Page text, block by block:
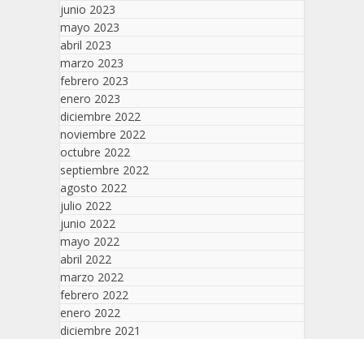
junio 2023
mayo 2023
abril 2023
marzo 2023
febrero 2023
enero 2023
diciembre 2022
noviembre 2022
octubre 2022
septiembre 2022
agosto 2022
julio 2022
junio 2022
mayo 2022
abril 2022
marzo 2022
febrero 2022
enero 2022
diciembre 2021